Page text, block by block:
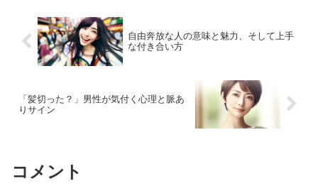
自由奔放な人の意味と魅力、そして上手
な付き合い方
「髪切った？」男性が気付く心理と脈あ
りサイン
コメント